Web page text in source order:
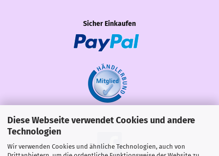
Diese Webseite verwendet Cookies und andere
Technologien
Wir verwenden Cookies und ähnliche Technologien, auch von
Sicher Einkaufen
Share